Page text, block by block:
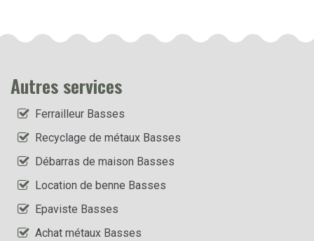
Autres services
Ferrailleur Basses
Recyclage de métaux Basses
Débarras de maison Basses
Location de benne Basses
Epaviste Basses
Achat métaux Basses